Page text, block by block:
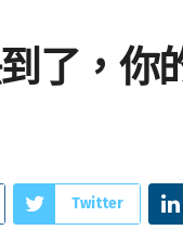
了，你
Twitter